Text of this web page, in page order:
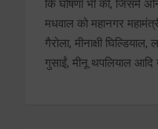
कि घोषणा भी की, जिसमें
मधवाल को महानगर
गैरोला, मीनाक्षी
गुसाईं, मीनू थपलियाल आदि